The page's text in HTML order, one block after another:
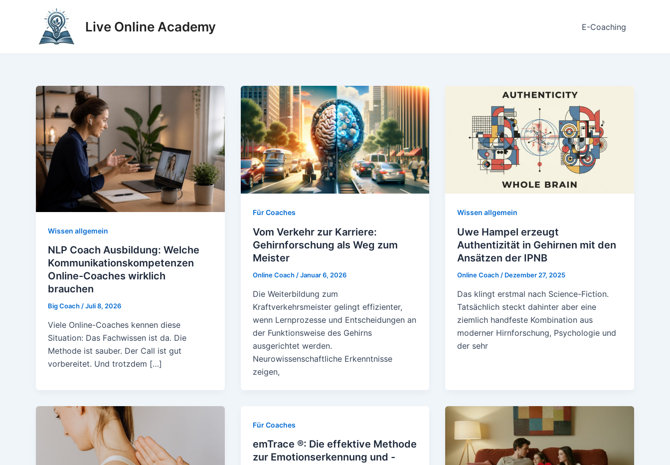
Live Online Academy E-Coaching
Wissen allgemein
NLP Coach Ausbildung: Welche
Kommunikationskompetenzen
Online-Coaches wirklich
brauchen
Big Coach/Juli 8, 2026
Viele Online-Coaches kennen diese
Situation: Das Fachwissen ist da. Die
Methode ist sauber. Der Call ist gut
vorbereitet. Und trotzdem […]
Für Coaches
Vom Verkehr zur Karriere:
Gehirnforschung als Weg zum
Meister
Online Coach /Januar 6, 2026
Die Weiterbildung zum
Kraftverkehrsmeister gelingt effizienter,
wenn Lernprozesse und Entscheidungen an
der Funktionsweise des Gehirns
ausgerichtet werden.
Neurowissenschaftliche Erkenntnisse
zeigen,
Wissen allgemein
Uwe Hampel erzeugt
Authentizität in Gehirnen mit den
Ansätzen der IPNB
Online Coach / Dezember 27, 2025
Das klingt erstmal nach Science-Fiction.
Tatsächlich steckt dahinter aber eine
ziemlich handfeste Kombination aus
moderner Hirnforschung, Psychologie und
der sehr
Für Coaches
emTrace ®: Die effektive Methode
zur Emotionserkennung und -